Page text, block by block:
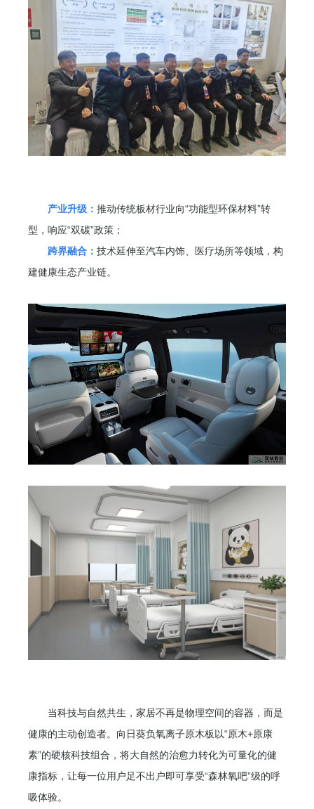
产业升级：推动传统板材行业向“功能型环保材料”转
型，响应“双碳”政策；
跨界融合：技术延伸至汽车内饰、医疗场所等领域，构
建健康生态产业链。
当科技与自然共生，家居不再是物理空间的容器，而是
健康的主动创造者。向日葵负氧离子原木板以“原木+原康
素”的硬核科技组合，将大自然的治愈力转化为可量化的健
康指标，让每一位用户足不出户即可享受“森林氧吧”级的呼
吸体验。